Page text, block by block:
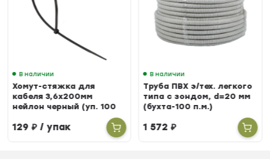
В наличии
Хомут-стяжка для
кабеля 3,6х200мм
нейлон черный (уп. 100
129₽/ упак
В наличии
Труба ПВХ э/тех. легкого
типа с зондом, d=20 мм
(бухта-100 п.м.)
1 572₽